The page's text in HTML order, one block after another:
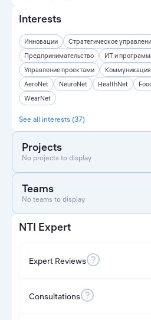
Interests
Инновации Стратегическое
Предпринимательство
ИТ и
Управление проектами
AeroNet
NeuroNet HealthNet
WearNet
See all interests (37)
Projects
No projects to display
Teams
No teams to display
NTI Expert
Expert Reviews
Consultations